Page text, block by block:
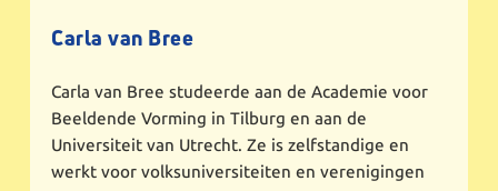
Carla van Bree
Carla van Bree studeerde aan de Academie voor
Beeldende Vorming in Tilburg en aan de
Universiteit van Utrecht. Ze is zelfstandige en
werkt voor volksuniversiteiten en verenigingen